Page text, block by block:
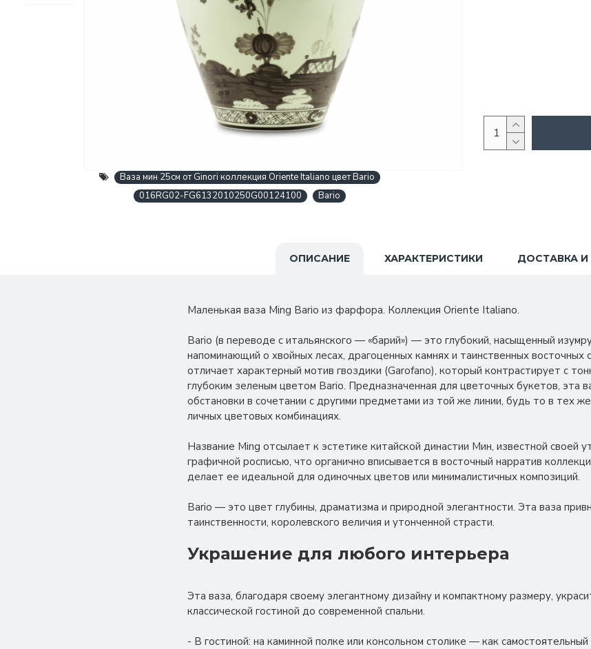
Ваза мин 25см от Ginori коллекция Oriente Italiano цвет Bario
016RG02-FG6132010250G00124100
Bario
ОПИСАНИЕ ХАРАКТЕРИСТИКИ ДОСТАВКА
Маленькая ваза Ming Bario из фарфора. Коллекция Oriente Italiano.
Bario (в переводе с итальянского — «барий») — это глубокий, насыщенный
напоминающий о хвойных лесах, драгоценных камнях и таинственных восточных
отличает характерный мотив гвоздики (Garofano), который контрастирует с
глубоким зеленым цветом Bario. Предназначенная для цветочных букетов, эта
обстановки в сочетании с другими предметами из той же линии, будь то в тех
личных цветовых комбинациях.
Название Ming отсылает к эстетике китайской династии Мин, известной своей
графичной росписью, что органично вписывается в восточный нарратив
делает ее идеальной для одиночных цветов или минималистичных композиций.
Bario — это цвет глубины, драматизма и природной элегантности. Эта ваза
таинственности, королевского величия и утонченной страсти.
Украшение для любого интерьера
Эта ваза, благодаря своему элегантному дизайну и компактному размеру,
классической гостиной до современной спальни.
- В гостиной: на каминной полке или консольном столике — как